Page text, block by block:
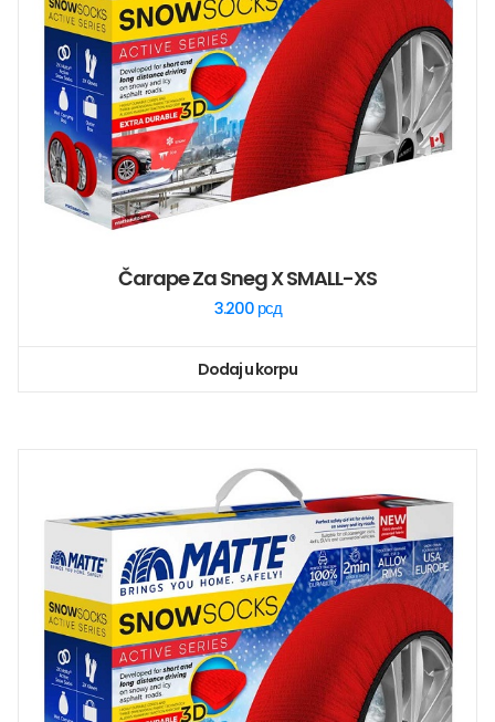
Čarape Za Sneg X SMALL-XS
3.200 рсд
Dodaj u korpu